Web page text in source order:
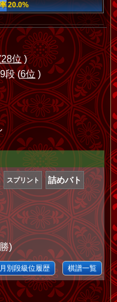
20.0%
28位)
段 (6位 )
スプリント 詰めバト
)
月別段級位履歴 棋譜一覧